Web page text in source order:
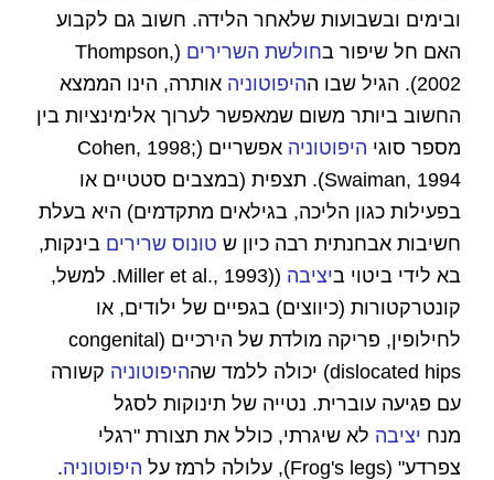
ובימים ובשבועות שלאחר הלידה. חשוב גם לקבוע
האם חל שיפור בחולשת השרירים
(Thompson,
2002). הגיל שבו ה
היפוטוניה אותרה, הינו הממצא
החשוב ביותר משום שמאפשר לערוך אלימינציות בין
מספר סוגי היפוטוניה
אפשריים (Cohen, 1998;
Swaiman, 1994). תצפית (במצבים סטטיים או
בפעילות כגון הליכה, בגילאים מתקדמים) היא בעלת
חשיבות אבחנתית רבה כיון ש טונוס שרירים בינקות,
בא לידי ביטוי ביציבה
((Miller et al., 1993. למשל,
קונטרקטורות (כיווצים) בגפיים של ילודים, או
לחילופין, פריקה מולדת של הירכיים (congenital
dislocated hips) יכולה ללמד שה
היפוטוניה קשורה
עם פגיעה עוברית. נטייה של תינוקות לסגל
מנח יציבה לא שיגרתי, כולל את תצורת "רגלי
צפרדע" (Frog's legs), עלולה לרמז על
היפוטוניה.